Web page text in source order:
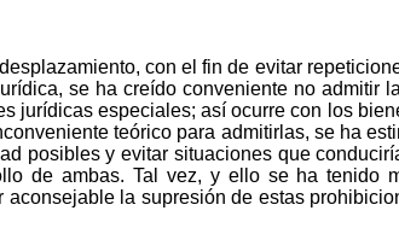
con el fin de evitar
se ha creído conveniente no admitir
jurídicas especiales; así ocurre con los
teórico para admitirlas, se ha
posibles y evitar situaciones que
de ambas. Tal vez, y ello se ha tenido
la supresión de estas